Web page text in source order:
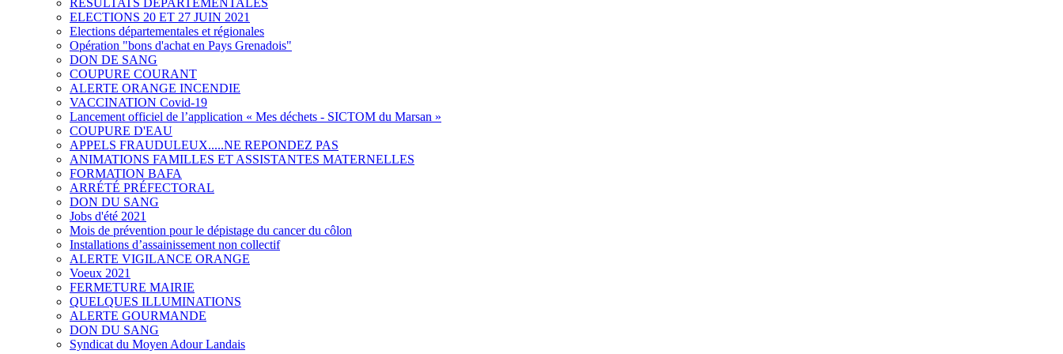
ELECTIONS 20 ET 27 JUIN 2021
Elections départementales et régionales
Opération "bons d'achat en Pays Grenadois"
DON DE SANG
COUPURE COURANT
ALERTE ORANGE INCENDIE
VACCINATION Covid-19
Lancement officiel de l’application « Mes déchets - SICTOM du Marsan »
COUPURE D'EAU
APPELS FRAUDULEUX.....NE REPONDEZ PAS
ANIMATIONS FAMILLES ET ASSISTANTES MATERNELLES
FORMATION BAFA
ARRÉTÉ PRÉFECTORAL
DON DU SANG
Jobs d'été 2021
Mois de prévention pour le dépistage du cancer du côlon
Installations d’assainissement non collectif
ALERTE VIGILANCE ORANGE
Voeux 2021
FERMETURE MAIRIE
QUELQUES ILLUMINATIONS
ALERTE GOURMANDE
DON DU SANG
Syndicat du Moyen Adour Landais